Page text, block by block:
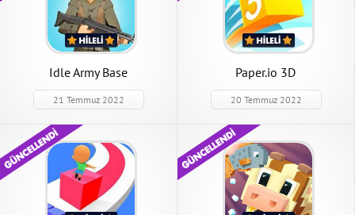
Idle Army Base
21 Temmuz 2022
Paper.io 3D
20 Temmuz 2022